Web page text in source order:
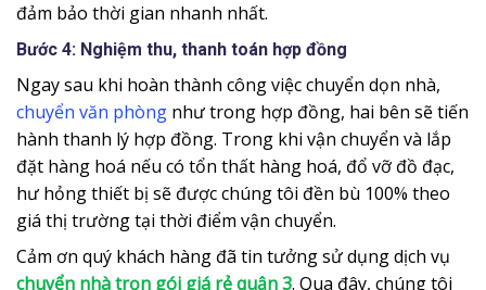
đảm bảo thời gian nhanh nhất.
Bước 4: Nghiệm thu, thanh toán hợp đồng
Ngay sau khi hoàn thành công việc chuyển dọn nhà,
chuyển văn phòng như trong hợp đồng, hai bên sẽ tiến
hành thanh lý hợp đồng. Trong khi vận chuyển và lắp
đặt hàng hoá nếu có tổn thất hàng hoá, đổ vỡ đồ đạc,
hư hỏng thiết bị sẽ được chúng tôi đền bù 100% theo
giá thị trường tại thời điểm vận chuyển.
Cảm ơn quý khách hàng đã tin tưởng sử dụng dịch vụ
chuyển nhà trọn gói giá rẻ quận 3. Qua đây, chúng tôi